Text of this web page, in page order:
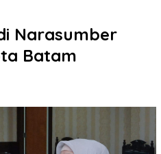
Narasumber
Batam